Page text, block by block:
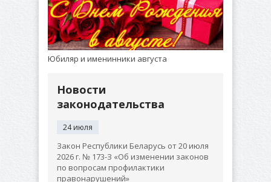
Юбиляр и именинники августа
Новости
законодательства
24 июля
Закон Республики Беларусь от 20 июля
2026 г. № 173-З «Об изменении законов
по вопросам профилактики
правонарушений»